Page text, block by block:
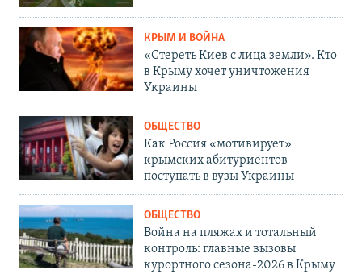
КРЫМ И ВОЙНА
«Стереть Киев с лица земли». Кто
в Крыму хочет уничтожения
Украины
ОБЩЕСТВО
Как Россия «мотивирует»
крымских абитуриентов
поступать в вузы Украины
ОБЩЕСТВО
Война на пляжах и тотальный
контроль: главные вызовы
курортного сезона-2026 в Крыму